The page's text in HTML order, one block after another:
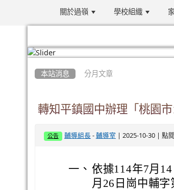
關於過嶺 學校組織
本站消息 分月文章
轉知平鎮國中辦理「桃園
公告 輔導組長- 輔導室 | 2025-10-30 | 點
一、 依據114年7月
月26日崗中輔字